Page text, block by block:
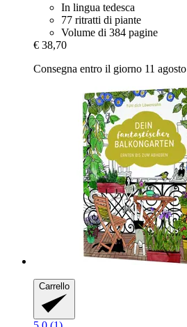
In lingua tedesca
77 ritratti di piante
Volume di 384 pagine
€ 38,70
Consegna entro il giorno 11 agosto
Carrello